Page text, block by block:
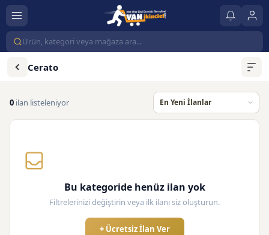
Cerato
0 ilan listeleniyor
Bu kategoride henüz ilan yok
Filtrelerinizi değiştirin veya ilk ilanı siz oluşturun.
+ Ücretsiz İlan Ver